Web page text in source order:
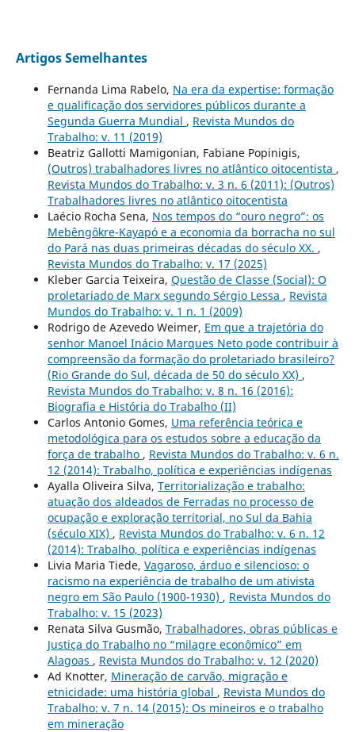
Artigos Semelhantes
Fernanda Lima Rabelo, Na era da expertise: formação
e qualificação dos servidores públicos durante a
Segunda Guerra Mundial , Revista Mundos do
Trabalho: v. 11 (2019)
Beatriz Gallotti Mamigonian, Fabiane Popinigis,
(Outros) trabalhadores livres no atlântico oitocentista ,
Revista Mundos do Trabalho: v. 3 n. 6 (2011): (Outros)
Trabalhadores livres no atlântico oitocentista
Laécio Rocha Sena, Nos tempos do “ouro negro”: os
Mebêngôkre-Kayapó e a economia da borracha no sul
do Pará nas duas primeiras décadas do século XX. ,
Revista Mundos do Trabalho: v. 17 (2025)
Kleber Garcia Teixeira, Questão de Classe (Social): O
proletariado de Marx segundo Sérgio Lessa , Revista
Mundos do Trabalho: v. 1 n. 1 (2009)
Rodrigo de Azevedo Weimer, Em que a trajetória do
senhor Manoel Inácio Marques Neto pode contribuir à
compreensão da formação do proletariado brasileiro?
(Rio Grande do Sul, década de 50 do século XX) ,
Revista Mundos do Trabalho: v. 8 n. 16 (2016):
Biografia e História do Trabalho (II)
Carlos Antonio Gomes, Uma referência teórica e
metodológica para os estudos sobre a educação da
força de trabalho , Revista Mundos do Trabalho: v. 6 n.
12 (2014): Trabalho, política e experiências indígenas
Ayalla Oliveira Silva, Territorialização e trabalho:
atuação dos aldeados de Ferradas no processo de
ocupação e exploração territorial, no Sul da Bahia
(século XIX) , Revista Mundos do Trabalho: v. 6 n. 12
(2014): Trabalho, política e experiências indígenas
Livia Maria Tiede, Vagaroso, árduo e silencioso: o
racismo na experiência de trabalho de um ativista
negro em São Paulo (1900-1930) , Revista Mundos do
Trabalho: v. 15 (2023)
Renata Silva Gusmão, Trabalhadores, obras públicas e
Justiça do Trabalho no “milagre econômico” em
Alagoas , Revista Mundos do Trabalho: v. 12 (2020)
Ad Knotter, Mineração de carvão, migração e
etnicidade: uma história global , Revista Mundos do
Trabalho: v. 7 n. 14 (2015): Os mineiros e o trabalho
em mineração